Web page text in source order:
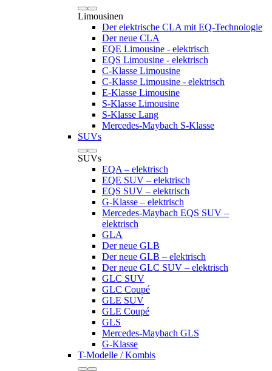
Limousinen
Der elektrische CLA mit EQ-Technologie
Der neue CLA
EQE Limousine - elektrisch
EQS Limousine - elektrisch
C-Klasse Limousine
C-Klasse Limousine - elektrisch
E-Klasse Limousine
S-Klasse Limousine
S-Klasse Lang
Mercedes-Maybach S-Klasse
SUVs
SUVs
EQA – elektrisch
EQE SUV – elektrisch
EQS SUV – elektrisch
G-Klasse – elektrisch
Mercedes-Maybach EQS SUV –
elektrisch
GLA
Der neue GLB
Der neue GLB – elektrisch
Der neue GLC SUV – elektrisch
GLC SUV
GLC Coupé
GLE SUV
GLE Coupé
GLS
Mercedes-Maybach GLS
G-Klasse
T-Modelle / Kombis